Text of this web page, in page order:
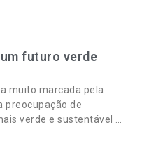
futuro verde
muito marcada pela
preocupação de
verde e sustentável e,